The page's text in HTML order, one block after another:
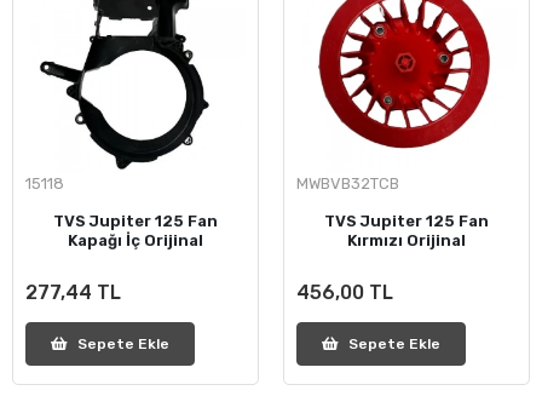
15118
TVS Jupiter 125 Fan
Kapağı İç Orijinal
277,44 TL
Sepete Ekle
MWBVB32TCB
TVS Jupiter 125 Fan
Kırmızı Orijinal
456,00 TL
Sepete Ekle